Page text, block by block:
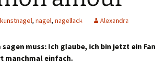
kunstnagel, nagel, nagellack Alexandra
muss: Ich glaube, ich bin jetzt ein Fan
manchmal einfach.